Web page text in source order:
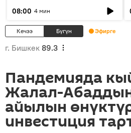
08:00 4 мин
Кечээ Бүгүн Эфирге
г. Бишкек 89.3
Пандемияда
Жалал-
айылын
инвестиция